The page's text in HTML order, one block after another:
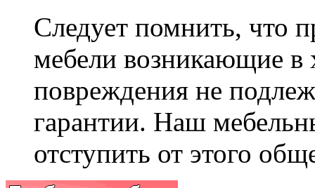
Следует помнить, что
мебели возникающие в
повреждения не
гарантии. Наш
отступить от этого